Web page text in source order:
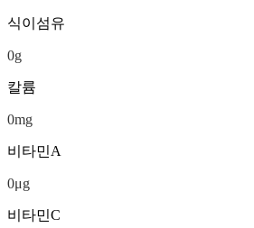
식이섬유
0g
칼륨
0mg
비타민A
0μg
비타민C